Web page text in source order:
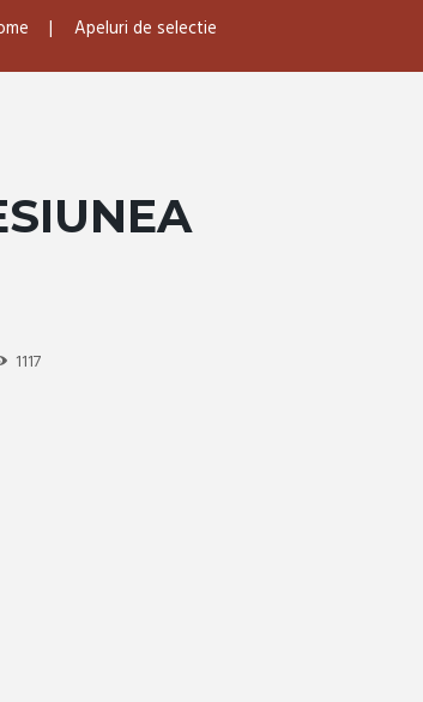
Apeluri de selectie
1117